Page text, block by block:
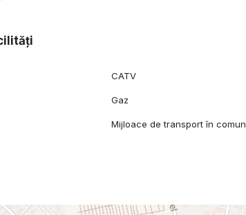
multe detalii sau o vizionare!
CATV
Gaz
Mijloace de transport în comun